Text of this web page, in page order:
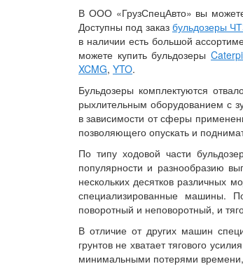
В ООО «ГрузСпецАвто» вы можете
Доступны под заказ бульдозеры
в наличии есть большой
можете купить бульдозеры
XCMG, YTO.
Бульдозеры комплектуются
рыхлительным оборудованием с
в зависимости от сферы
позволяющего опускать и
По типу ходовой части
популярности и разнообразию
нескольких десятков различных
специализированные машины.
поворотный и неповоротный, и
В отличие от других машин
грунтов не хватает тягового
минимальными потерями